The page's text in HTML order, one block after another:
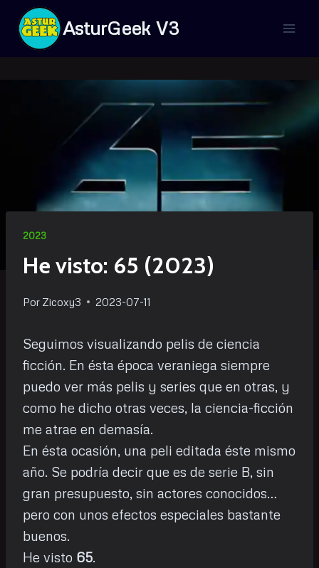
Saltar
contenido
AsturGeek V3
2023
He visto: 65 (2023)
Por Zicoxy3 2023-07-11
Seguimos visualizando pelis de ciencia
ficción. En ésta época veraniega siempre
puedo ver más pelis y series que en otras, y
como he dicho otras veces, la ciencia-ficción
me atrae en demasía.
En ésta ocasión, una peli editada éste mismo
año. Se podría decir que es de serie B, sin
gran presupuesto, sin actores conocidos…
pero con unos efectos especiales bastante
buenos.
He visto 65.